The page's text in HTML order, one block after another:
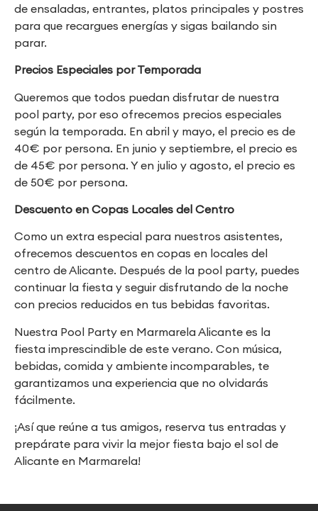
de ensaladas, entrantes, platos principales y postres
para que recargues energías y sigas bailando sin
parar.
Precios Especiales por Temporada
Queremos que todos puedan disfrutar de nuestra
pool party, por eso ofrecemos precios especiales
según la temporada. En abril y mayo, el precio es de
40€ por persona. En junio y septiembre, el precio es
de 45€ por persona. Y en julio y agosto, el precio es
de 50€ por persona.
Descuento en Copas Locales del Centro
Como un extra especial para nuestros asistentes,
ofrecemos descuentos en copas en locales del
centro de Alicante. Después de la pool party, puedes
continuar la fiesta y seguir disfrutando de la noche
con precios reducidos en tus bebidas favoritas.
Nuestra Pool Party en Marmarela Alicante es la
fiesta imprescindible de este verano. Con música,
bebidas, comida y ambiente incomparables, te
garantizamos una experiencia que no olvidarás
fácilmente.
¡Así que reúne a tus amigos, reserva tus entradas y
prepárate para vivir la mejor fiesta bajo el sol de
Alicante en Marmarela!